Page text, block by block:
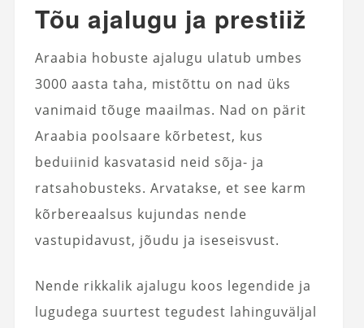
Tõu ajalugu ja prestiiž
Araabia hobuste ajalugu ulatub umbes
3000 aasta taha, mistõttu on nad üks
vanimaid tõuge maailmas. Nad on pärit
Araabia poolsaare kõrbetest, kus
beduiinid kasvatasid neid sõja- ja
ratsahobusteks. Arvatakse, et see karm
kõrbereaalsus kujundas nende
vastupidavust, jõudu ja iseseisvust.
Nende rikkalik ajalugu koos legendide ja
lugudega suurtest tegudest lahinguväljal